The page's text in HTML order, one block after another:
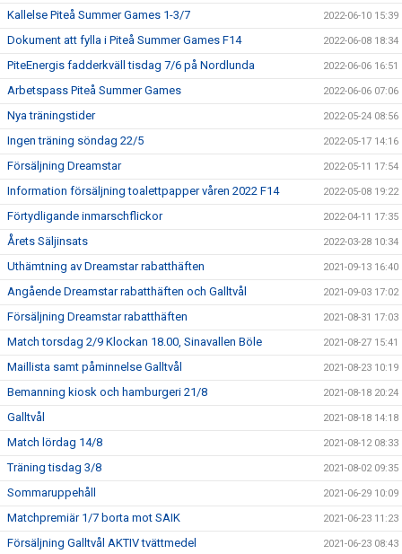
Kallelse Piteå Summer Games 1-3/7 2022-06-10 15:39
Dokument att fylla i Piteå Summer Games F14 2022-06-08 18:34
PiteEnergis fadderkväll tisdag 7/6 på Nordlunda 2022-06-06 16:51
Arbetspass Piteå Summer Games 2022-06-06 07:06
Nya träningstider 2022-05-24 08:56
Ingen träning söndag 22/5 2022-05-17 14:16
Försäljning Dreamstar 2022-05-11 17:54
Information försäljning toalettpapper våren 2022 F14 2022-05-08 19:22
Förtydligande inmarschflickor 2022-04-11 17:35
Årets Säljinsats 2022-03-28 10:34
Uthämtning av Dreamstar rabatthäften 2021-09-13 16:40
Angående Dreamstar rabatthäften och Galltvål 2021-09-03 17:02
Försäljning Dreamstar rabatthäften 2021-08-31 17:03
Match torsdag 2/9 Klockan 18.00, Sinavallen Böle 2021-08-27 15:41
Maillista samt påminnelse Galltvål 2021-08-23 10:19
Bemanning kiosk och hamburgeri 21/8 2021-08-18 20:24
Galltvål 2021-08-18 14:18
Match lördag 14/8 2021-08-12 08:33
Träning tisdag 3/8 2021-08-02 09:35
Sommaruppehåll 2021-06-29 10:09
Matchpremiär 1/7 borta mot SAIK 2021-06-23 11:23
Försäljning Galltvål AKTIV tvättmedel 2021-06-23 08:43